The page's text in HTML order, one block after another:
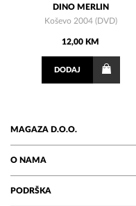
DINO MERLIN
Koševo 2004 (DVD)
12,00 KM
DODAJ
MAGAZA D.O.O.
O NAMA
PODRŠKA